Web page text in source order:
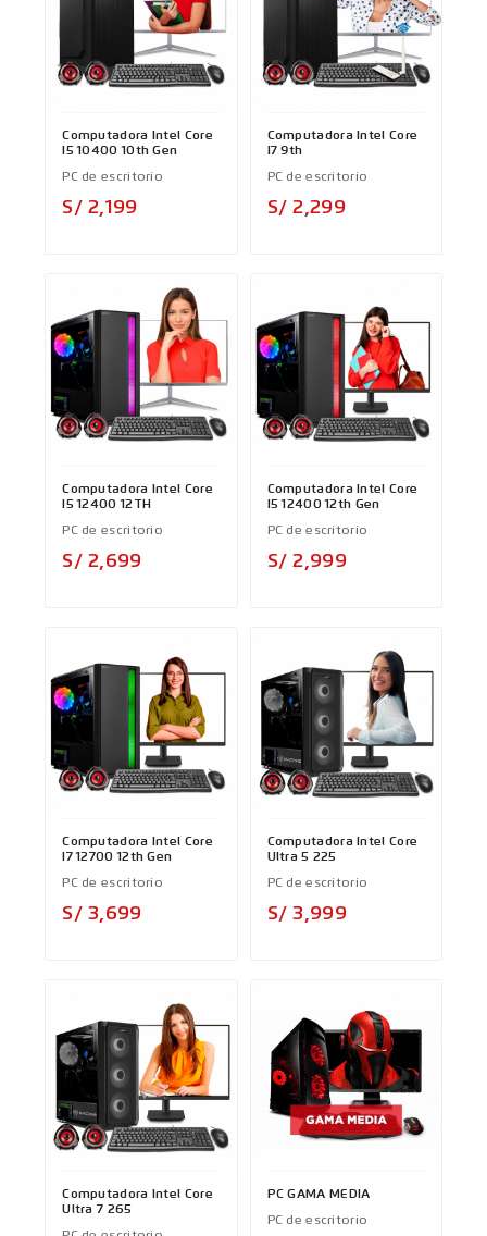
Computadora Intel Core
I5 10400 10th Gen
PC de escritorio
S/ 2,199
Computadora Intel Core
I7 9th
PC de escritorio
S/ 2,299
Computadora Intel Core
I5 12400 12TH
PC de escritorio
S/ 2,699
Computadora Intel Core
I5 12400 12th Gen
PC de escritorio
S/ 2,999
Computadora Intel Core
I7 12700 12th Gen
PC de escritorio
S/ 3,699
Computadora Intel Core
Ultra 5 225
PC de escritorio
S/ 3,999
Computadora Intel Core
Ultra 7 265
PC GAMA MEDIA
PC de escritorio